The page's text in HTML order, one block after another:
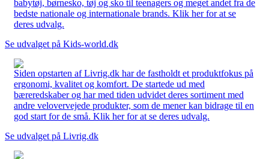
babytøj, børnesko, tøj og sko til teenagers og meget andet fra de
bedste nationale og internationale brands. Klik her for at se
deres udvalg.
Se udvalget på Kids-world.dk
Siden opstarten af Livrig.dk har de fastholdt et produktfokus på
ergonomi, kvalitet og komfort. De startede ud med
bæreredskaber og har med tiden udvidet deres sortiment med
andre velovervejede produkter, som de mener kan bidrage til en
god start for de små. Klik her for at se deres udvalg.
Se udvalget på Livrig.dk